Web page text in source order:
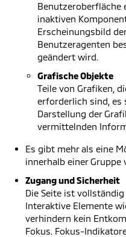
Benutzeroberfläche
inaktiven
Erscheinungsbild
Benutzeragenten
geändert wird.
Grafische Objekte
Teile von Grafiken,
erforderlich sind, es
Darstellung der
vermittelnden
Es gibt mehr als eine
innerhalb einer Gruppe
Zugang und Sicherheit
Die Seite ist
Interaktive Elemente
verhindern kein
Fokus. Fokus-